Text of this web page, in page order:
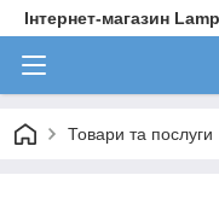
Інтернет-магазин
Товари та послуги